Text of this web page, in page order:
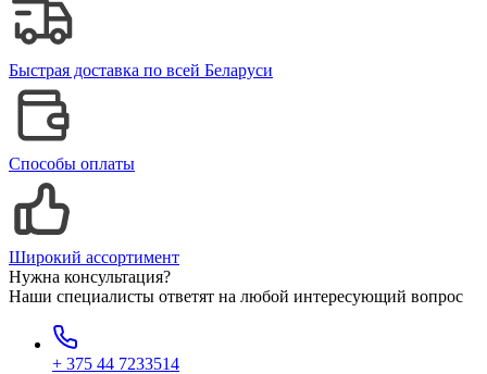
Быстрая доставка по всей Беларуси
Способы оплаты
Широкий ассортимент
Нужна консультация?
Наши специалисты ответят на любой интересующий вопрос
+ 375 44 7233514